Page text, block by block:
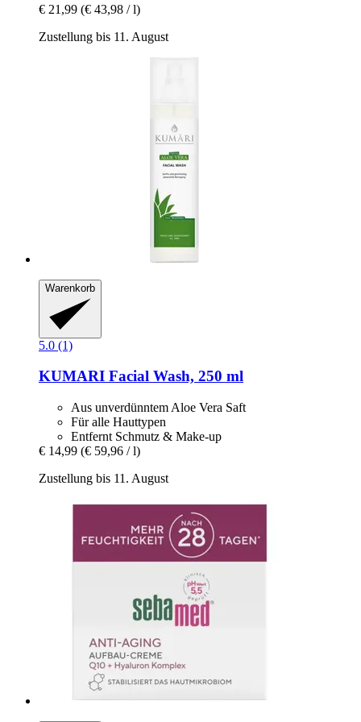
€ 21,99 (€ 43,98 / l)
Zustellung bis 11. August
Warenkorb
5.0 (1)
KUMARI Facial Wash, 250 ml
Aus unverdünntem Aloe Vera Saft
Für alle Hauttypen
Entfernt Schmutz & Make-up
€ 14,99 (€ 59,96 / l)
Zustellung bis 11. August